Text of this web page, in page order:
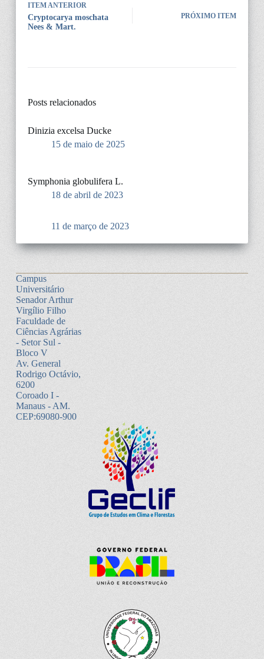
ITEM ANTERIOR
Cryptocarya moschata
Nees & Mart.
PRÓXIMO ITEM
Posts relacionados
Dinizia excelsa Ducke
15 de maio de 2025
Symphonia globulifera L.
18 de abril de 2023
11 de março de 2023
Campus
Universitário
Senador Arthur
Virgílio Filho
Faculdade de
Ciências Agrárias
- Setor Sul -
Bloco V
Av. General
Rodrigo Octávio,
6200
Coroado I -
Manaus - AM.
CEP:69080-900